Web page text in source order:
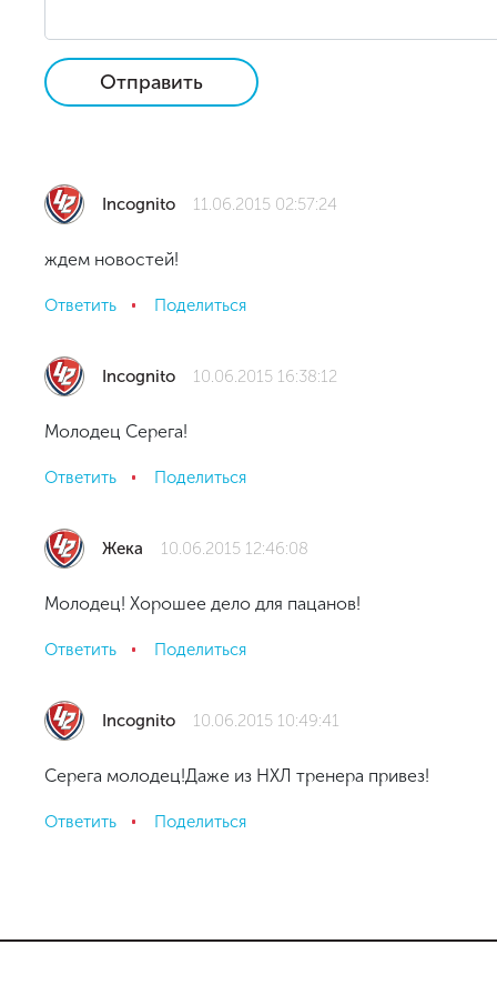
Отправить
Incognito 11.06.2015 02:57:24
ждем новостей!
Ответить Поделиться
Incognito 10.06.2015 16:38:12
Молодец Серега!
Ответить Поделиться
Жека 10.06.2015 12:46:08
Молодец! Хорошее дело для пацанов!
Ответить Поделиться
Incognito 10.06.2015 10:49:41
Серега молодец!Даже из НХЛ тренера привез!
Ответить Поделиться